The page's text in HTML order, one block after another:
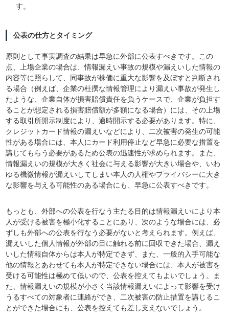
す。
公表の仕方とタイミング
原則として事実調査の結果は早急に外部に公表すべきです。この
点、上場企業の場合は、情報漏えい事故の規模や漏えいした情報の
内容等に照らして、同事故が株価に重大な影響を及ぼすと判断され
る場合（例えば、企業の杜撰な情報管理により漏えい事故が発生し
たような、企業自体が損害賠償責任を負うケースで、企業が負担す
ることが想定される損害賠償額が多額になる場合）には、その上場
する取引所開示制度により、適時開示する必要があります。特に、
クレジットカード情報の漏えいなどにより、二次被害の発生の可能
性がある場合には、本人にカード利用停止など早急に必要な措置を
講じてもらう必要があるため公表の迅速性が求められます。また、
情報漏えいの規模が大きく社会に与える影響が大きい場合や、いわ
ゆる機微情報が漏えいしてしまい本人の人権やプライバシーに大き
な影響を与える可能性のある場合にも、早急に公表すべきです。
もっとも、外部への公表を行なう主たる目的は情報漏えいにより本
人が受ける被害を極小化することにあり、次のような場合には、必
ずしも外部への公表を行なう必要がないと考えられます。例えば、
漏えいした個人情報が外部の目に触れる前に回収できた場合、漏え
いした情報自体からは本人が特定できず、また、一般的入手可能な
他の情報とあわせても本人が特定できない場合には、本人が被害を
受ける可能性は極めて低いので、公表を控えてもよいでしょう。ま
た、情報漏えいの規模が小さく当該情報漏えいによって影響を受け
うるすべての対象者に連絡ができ、二次被害の防止措置を講じるこ
とができた場合にも、公表を控えても差し支えないでしょう。